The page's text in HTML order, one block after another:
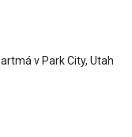
v Park City, Utah